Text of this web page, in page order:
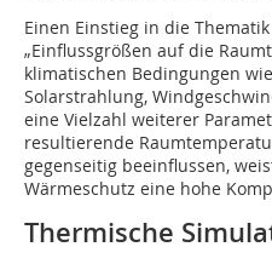
Einen Einstieg in die
„Einflussgrößen auf die
klimatischen Bedingungen
Solarstrahlung,
eine Vielzahl weiterer
resultierende
gegenseitig beeinflussen,
Wärmeschutz eine hohe
Thermische